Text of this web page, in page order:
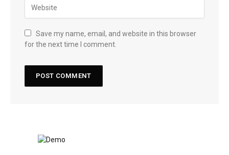
Save my name, email, and website in this browser
for the next time I comment.